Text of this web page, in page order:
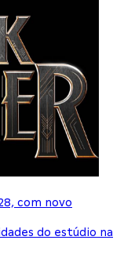
com novo
do estúdio na